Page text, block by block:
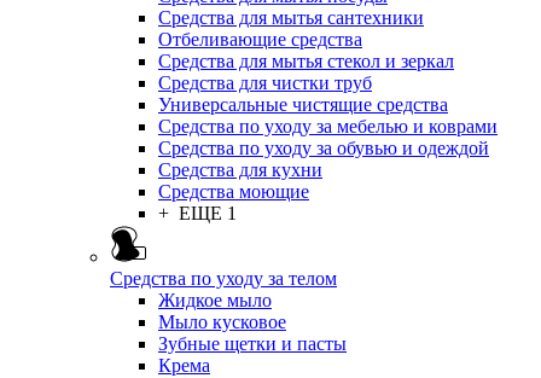
Средства для мытья сантехники
Отбеливающие средства
Средства для мытья стекол и зеркал
Средства для чистки труб
Универсальные чистящие средства
Средства по уходу за мебелью и коврами
Средства по уходу за обувью и одеждой
Средства для кухни
Средства моющие
+ ЕЩЕ 1
Средства по уходу за телом
Жидкое мыло
Мыло кусковое
Зубные щетки и пасты
Крема